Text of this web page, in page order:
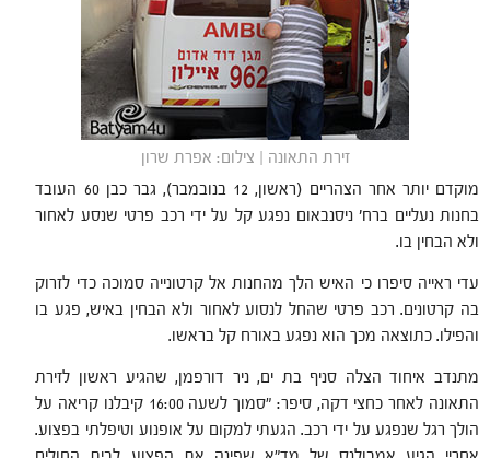
זירת התאונה | צילום: אפרת שרון
מוקדם יותר אחר הצהריים (ראשון, 12 בנובמבר), גבר כבן 60 העובד
בחנות נעליים ברח' ניסנבאום נפגע קל על ידי רכב פרטי שנסע לאחור
ולא הבחין בו.
עדי ראייה סיפרו כי האיש הלך מהחנות אל קרטונייה סמוכה כדי לזרוק
בה קרטונים. רכב פרטי שהחל לנסוע לאחור ולא הבחין באיש, פגע בו
והפילו. כתוצאה מכך הוא נפגע באורח קל בראשו.
מתנדב איחוד הצלה סניף בת ים, ניר דורפמן, שהגיע ראשון לזירת
התאונה לאחר כחצי דקה, סיפר: "סמוך לשעה 16:00 קיבלנו קריאה על
הולך רגל שנפגע על ידי רכב. הגעתי למקום על אופנוע וטיפלתי בפצוע.